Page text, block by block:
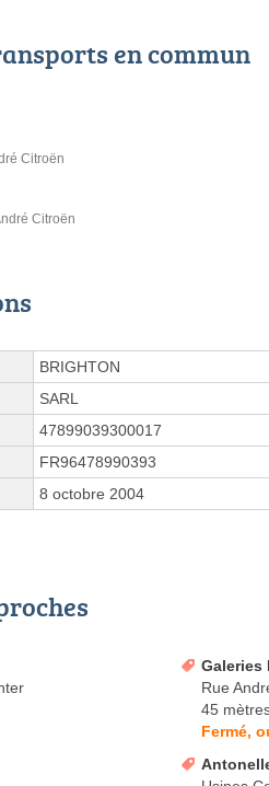
en commun
Citroën
Citroën
BRIGHTON
SARL
47899039300017
FR96478990393
8 octobre 2004
Galeries
Rue
45
Fermé,